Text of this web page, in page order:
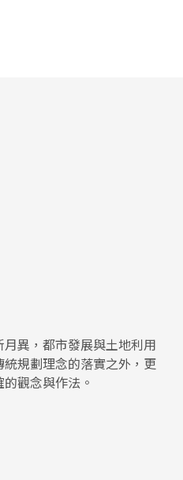
異，都市發展與土地利用
規劃理念的落實之外，更
觀念與作法。